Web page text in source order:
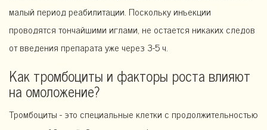
малый период реабилитации. Поскольку инъекции
проводятся тончайшими иглами, не остается никаких следов
от введения препарата уже через 3-5 ч.
Как тромбоциты и факторы роста влияют
на омоложение?
Тромбоциты - это специальные клетки с продолжительностью